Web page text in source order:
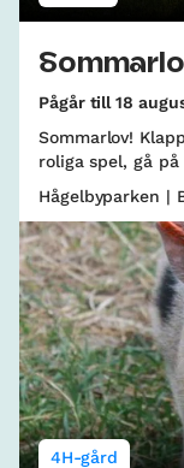
Pågår till 18
Sommarlov!
roliga spel, gå
Hågelbyparken |
4H-gård